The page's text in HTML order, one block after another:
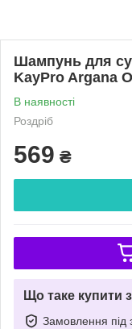
Шампунь для
KayPro Argana
В наявності
Роздріб
569 ₴
Що таке купити
Замовлення під